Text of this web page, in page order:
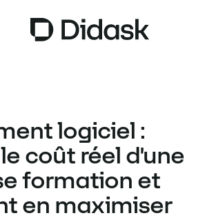
COACHING
NEW
USAGES
POURQUOI DIDASK ?
logiciel :
coût réel d'une
formation et
en maximiser